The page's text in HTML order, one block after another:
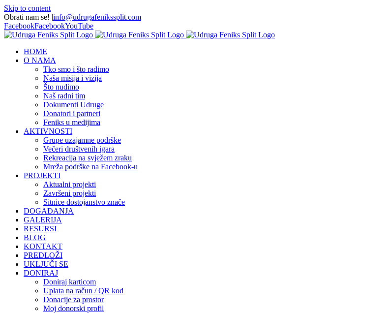
Skip to content
Obrati nam se! |info@udrugafenikssplit.com
FacebookFacebookYouTube
HOME
O NAMA
Tko smo i što radimo
Naša misija i vizija
Što nudimo
Naš radni tim
Dokumenti Udruge
Donatori i partneri
Feniks u medijima
AKTIVNOSTI
Grupe uzajamne podrške
Večeri društvenih igara
Rekreacija na svježem zraku
Mreža podrške na Facebook-u
PROJEKTI
Aktualni projekti
Završeni projekti
Sitnice dostojanstvo znače
DOGAĐANJA
GALERIJA
RESURSI
BLOG
KONTAKT
PREDLOŽI
UKLJUČI SE
DONIRAJ
Doniraj karticom
Uplata na račun / QR kod
Donacije za prostor
Moj donorski profil